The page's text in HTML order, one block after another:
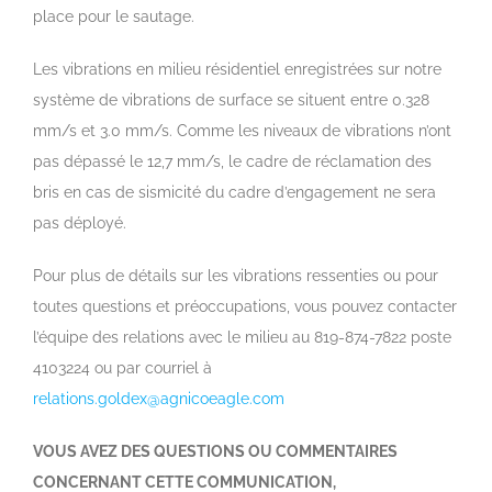
place pour le sautage.
Les vibrations en milieu résidentiel enregistrées sur notre
système de vibrations de surface se situent entre 0.328
mm/s et 3.0 mm/s. Comme les niveaux de vibrations n’ont
pas dépassé le 12,7 mm/s, le cadre de réclamation des
bris en cas de sismicité du cadre d’engagement ne sera
pas déployé.
Pour plus de détails sur les vibrations ressenties ou pour
toutes questions et préoccupations, vous pouvez contacter
l’équipe des relations avec le milieu au 819-874-7822 poste
4103224 ou par courriel à
relations.goldex@agnicoeagle.com
VOUS AVEZ DES QUESTIONS OU COMMENTAIRES
CONCERNANT CETTE COMMUNICATION,